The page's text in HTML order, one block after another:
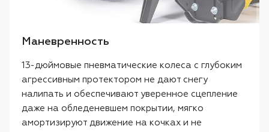
Маневренность
13-дюймовые пневматические колеса с глубоким
агрессивным протектором не дают снегу
налипать и обеспечивают уверенное сцепление
даже на обледеневшем покрытии, мягко
амортизируют движение на кочках и не